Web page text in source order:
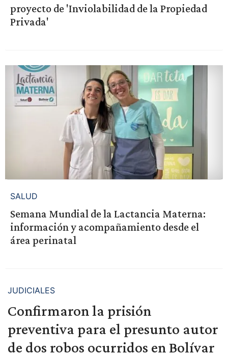
proyecto de 'Inviolabilidad de la Propiedad
Privada'
SALUD
Semana Mundial de la Lactancia Materna:
información y acompañamiento desde el
área perinatal
JUDICIALES
Confirmaron la prisión
preventiva para el presunto autor
de dos robos ocurridos en Bolívar